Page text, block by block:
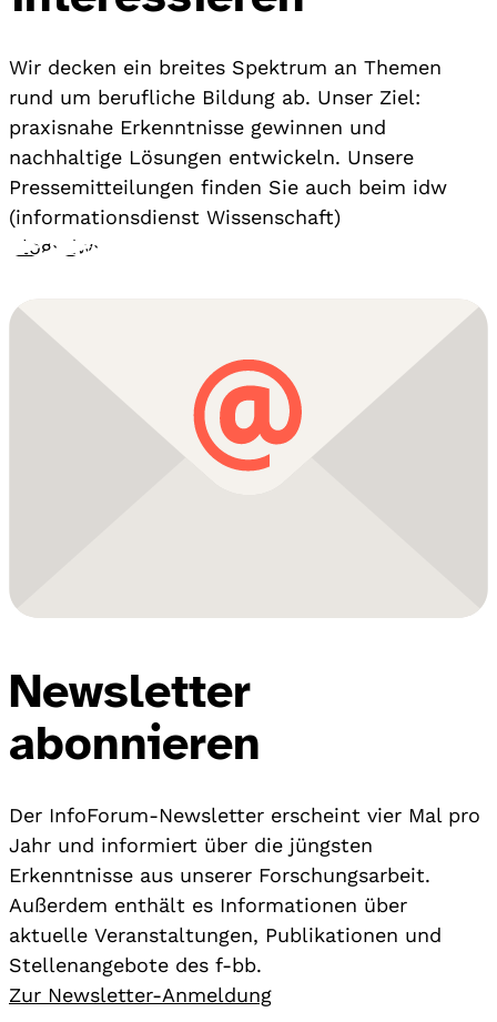
Wir decken ein breites Spektrum an Themen
rund um berufliche Bildung ab. Unser Ziel:
praxisnahe Erkenntnisse gewinnen und
nachhaltige Lösungen entwickeln. Unsere
Pressemitteilungen finden Sie auch beim idw
(informationsdienst Wissenschaft)
Blog› idw›
Newsletter
abonnieren
Der InfoForum-Newsletter erscheint vier Mal pro
Jahr und informiert über die jüngsten
Erkenntnisse aus unserer Forschungsarbeit.
Außerdem enthält es Informationen über
aktuelle Veranstaltungen, Publikationen und
Stellenangebote des f-bb.
Zur Newsletter-Anmeldung